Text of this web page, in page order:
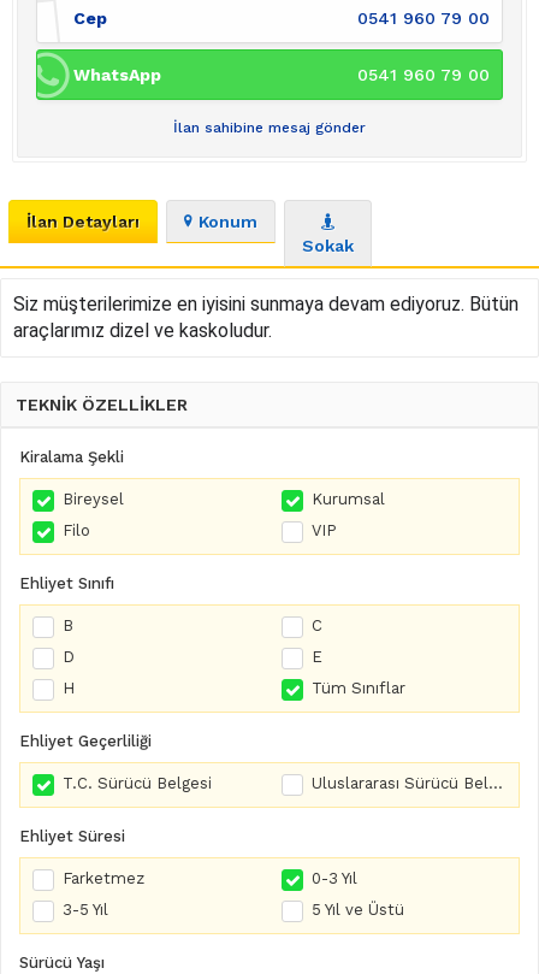
Cep 0541 960 79 00
WhatsApp 0541 960 79 00
İlan sahibine mesaj gönder
İlan Detayları
Konum
Sokak
Siz müşterilerimize en iyisini sunmaya devam ediyoruz. Bütün
araçlarımız dizel ve kaskoludur.
TEKNİK ÖZELLİKLER
Kiralama Şekli
Bireysel
Kurumsal
Filo
VIP
Ehliyet Sınıfı
B
C
D
E
H
Tüm Sınıflar
Ehliyet Geçerliliği
T.C. Sürücü Belgesi Uluslararası Sürücü Belgesi
Ehliyet Süresi
Farketmez
0-3 Yıl
3-5 Yıl
5 Yıl ve Üstü
Sürücü Yaşı